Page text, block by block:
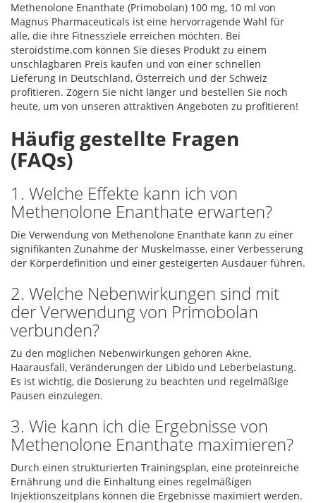
Methenolone Enanthate (Primobolan) 100 mg, 10 ml von
Magnus Pharmaceuticals ist eine hervorragende Wahl für
alle, die ihre Fitnessziele erreichen möchten. Bei
steroidstime.com können Sie dieses Produkt zu einem
unschlagbaren Preis kaufen und von einer schnellen
Lieferung in Deutschland, Österreich und der Schweiz
profitieren. Zögern Sie nicht länger und bestellen Sie noch
heute, um von unseren attraktiven Angeboten zu profitieren!
Häufig gestellte Fragen
(FAQs)
1. Welche Effekte kann ich von
Methenolone Enanthate erwarten?
Die Verwendung von Methenolone Enanthate kann zu einer
signifikanten Zunahme der Muskelmasse, einer Verbesserung
der Körperdefinition und einer gesteigerten Ausdauer führen.
2. Welche Nebenwirkungen sind mit
der Verwendung von Primobolan
verbunden?
Zu den möglichen Nebenwirkungen gehören Akne,
Haarausfall, Veränderungen der Libido und Leberbelastung.
Es ist wichtig, die Dosierung zu beachten und regelmäßige
Pausen einzulegen.
3. Wie kann ich die Ergebnisse von
Methenolone Enanthate maximieren?
Durch einen strukturierten Trainingsplan, eine proteinreiche
Ernährung und die Einhaltung eines regelmäßigen
Injektionszeitplans können die Ergebnisse maximiert werden.